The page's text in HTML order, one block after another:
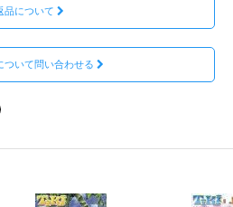
品について
ついて問い合わせる